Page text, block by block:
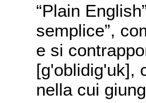
“Plain
semplice”,
e si
[g'oblidig'uk],
nella cui